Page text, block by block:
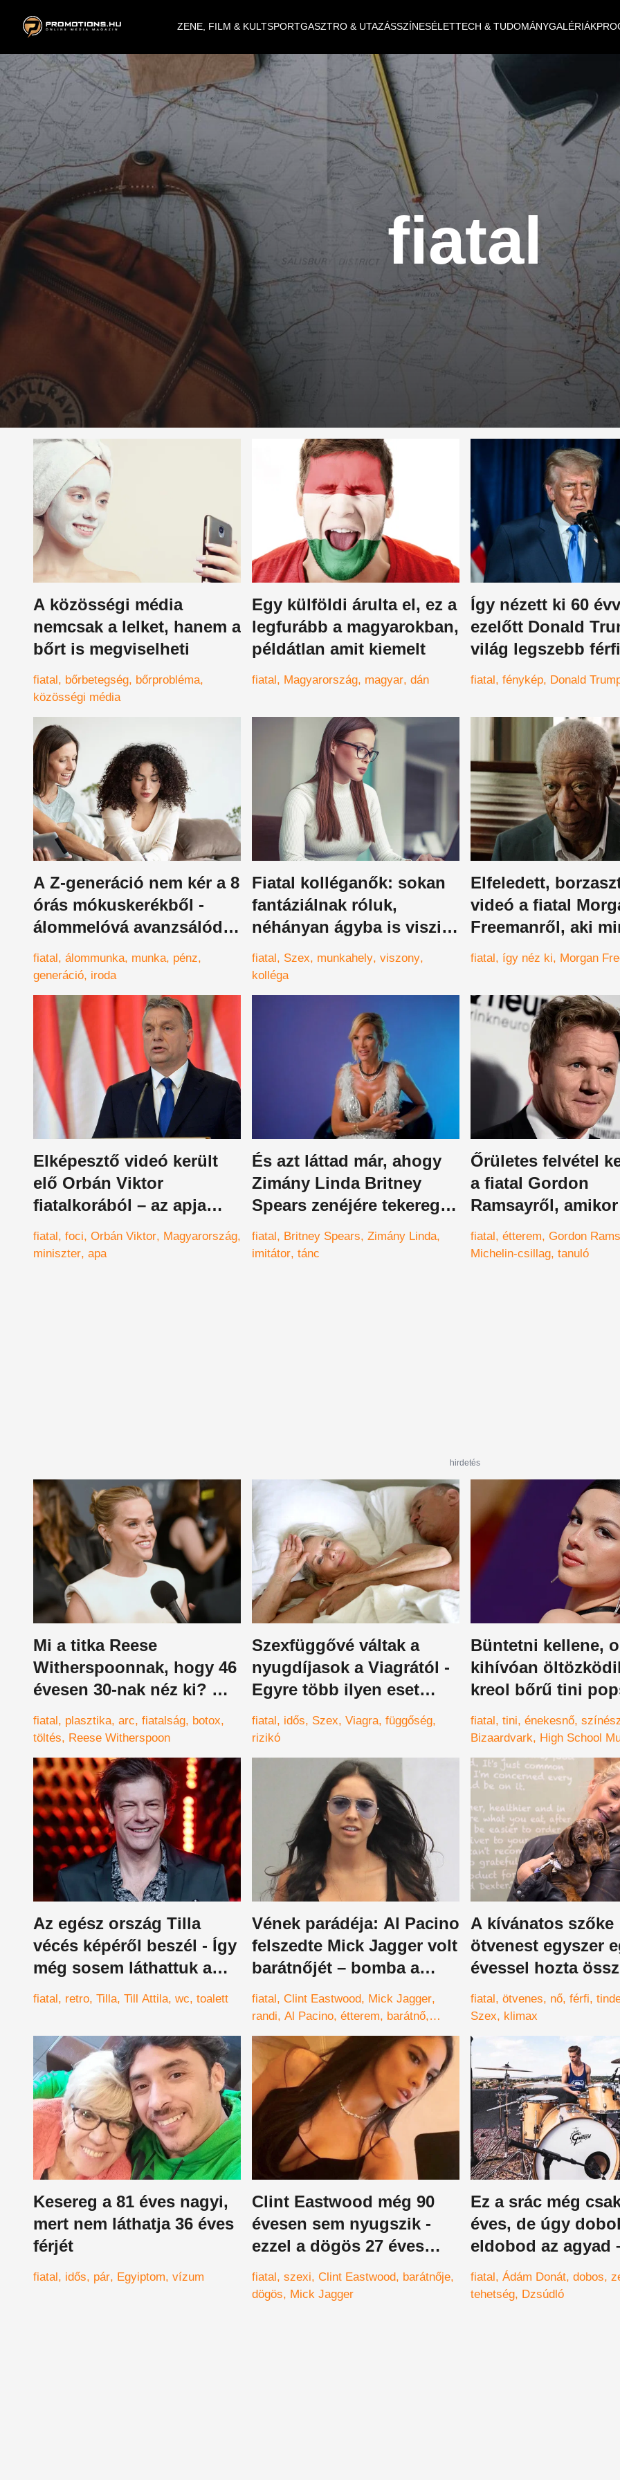
ZENE, FILM & KULTSPORTGASZTRO & UTAZÁSSZÍNESÉLETTECH & TUDOMÁNYGALÉRIÁK
fiatal
A közösségi média
nemcsak a lelket, hanem a
bőrt is megviselheti
fiatal bőrbetegség bőrprobléma
közösségi média
Egy külföldi árulta el, ez a
legfurább a magyarokban,
példátlan amit kiemelt
fiatal Magyarország magyar dán
Így nézett ki 60
ezelőtt Donald
világ legszebb
előttetek egy
fiatal fénykép Donald
A Z-generáció nem kér a 8
órás mókuskerékből -
álommelóvá avanzsálódik
az influenszerkedés?
fiatal álommunka munka pénz
generáció iroda
Fiatal kolléganők: sokan
fantáziálnak róluk,
néhányan ágyba is viszik
őket
fiatal Szex munkahely viszony
kolléga
Elfeledett,
videó a fiatal
Freemanről, aki
elvállalt a karrierje
kezdetén
fiatal így néz ki Morgan
Elképesztő videó került
elő Orbán Viktor
fiatalkorából – az apja
nagyon megverte anno, ő
pedig egész másképp
fiatal foci Orbán Viktor Magyarország
miniszter apa
És azt láttad már, ahogy
Zimány Linda Britney
Spears zenéjére tekereg
16 évesen? Nem? Itt a
videó!
fiatal Britney Spears Zimány Linda
imitátor tánc
Őrületes felvétel
a fiatal Gordon
Ramsayről,
volt a kisegítő
fiatal étterem Gordon
Michelin-csillag tanuló
hirdetés
Mi a titka Reese
Witherspoonnak, hogy 46
évesen 30-nak néz ki? Mi
kiderítettük
fiatal plasztika arc fiatalság botox
töltés
Reese Witherspoon
Szexfüggővé váltak a
nyugdíjasok a Viagrától -
Egyre több ilyen eset
fordul elő
fiatal idős Szex Viagra függőség
rizikó
Büntetni kellene,
kihívóan
kreol bőrű tini
fiatal tini énekesnő
Bizaardvark
High School
Grammy-díj bugyi melltartó
Az egész ország Tilla
vécés képéről beszél - Így
még sosem láthattuk a
műsorvezetőt
fiatal retro Tilla Till Attila wc toalett
Vének parádéja: Al Pacino
felszedte Mick Jagger volt
barátnőjét – bomba a
csaj, az biztos!
fiatal Clint Eastwood Mick Jagger
randi Al Pacino étterem
barátnő
producer
A kívánatos szőke
ötvenest egyszer
évessel hozta
randioldal, de nem
mondott rá nemet
fiatal ötvenes nő férfi
Szex
klimax
Kesereg a 81 éves nagyi,
mert nem láthatja 36 éves
férjét
fiatal idős pár Egyiptom vízum
Clint Eastwood még 90
évesen sem nyugszik -
ezzel a dögös 27 éves
nővel van együtt
fiatal szexi Clint Eastwood barátnője
dögös
Mick Jagger
Ez a srác még
éves, de úgy
eldobod az agyad
fiatal Ádám Donát dobos
tehetség Dzsúdló